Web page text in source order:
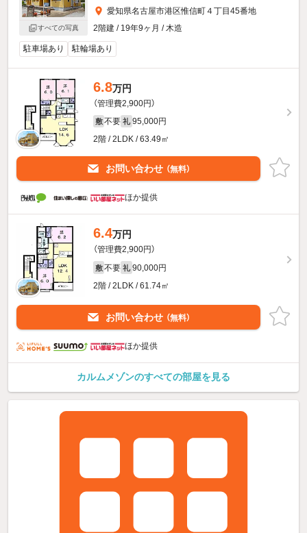
すべての写真
愛知県名古屋市港区惟信町４丁目45番地
2階建 / 19年9ヶ月 / 木造
駐車場あり 駐輪場あり
6.8万円
（管理費2,900円）
敷 不要 礼 95,000円
2階 / 2LDK / 63.49㎡
お問い合わせ （無料）
ほか提供
6.4万円
（管理費2,900円）
敷 不要 礼 90,000円
2階 / 2LDK / 61.74㎡
お問い合わせ （無料）
ほか提供
カルムメゾンのすべての部屋を見る